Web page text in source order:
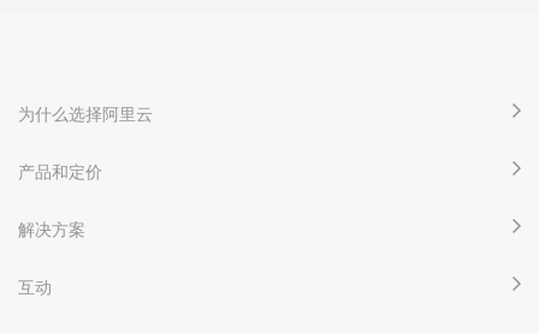
为什么选择阿里云
产品和定价
解决方案
互动